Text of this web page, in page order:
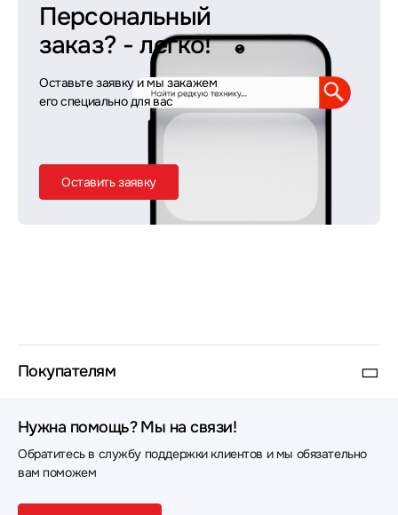
Персональный
заказ? - легко!
Оставьте заявку и мы закажем
его специально для вас
Оставить заявку
Покупателям
Нужна помощь? Мы на связи!
Обратитесь в службу поддержки клиентов и мы обязательно
вам поможем